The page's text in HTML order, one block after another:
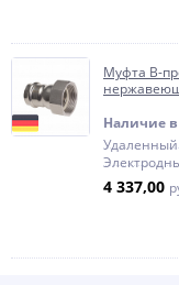
Муфта В-
Наличие
Удаленный
4 337,00